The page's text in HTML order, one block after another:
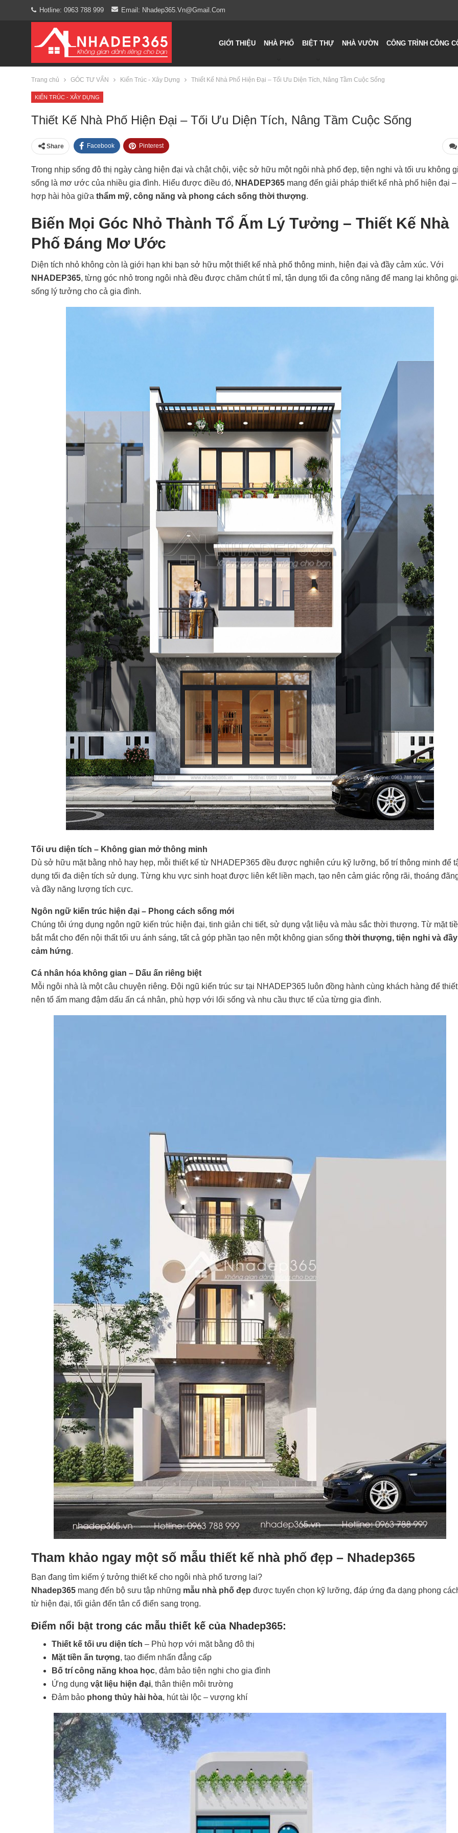
Hotline: 0963 788 999 Email: Nhadep365.vn@gmail.com
GIỚI THIỆU NHÀ PHỐ BIỆT THỰ NHÀ VƯỜN CÔNG TRÌNH CÔNG
Trang chủ GÓC TƯ VẤN Kiến Trúc - Xây Dựng Thiết Kế Nhà Phố Hiện Đại – Tối Ưu Diện Tích, Nâng Tầm Cuộc Sống
KIẾN TRÚC - XÂY DỰNG
Thiết Kế Nhà Phố Hiện Đại – Tối Ưu Diện Tích, Nâng Tầm Cuộc Sống
Share Facebook Pinterest
Trong nhịp sống đô thị ngày càng hiện đại và chật chội, việc sở hữu một ngôi nhà phố đẹp, tiện nghi và tối ưu không
sống là mơ ước của nhiều gia đình. Hiểu được điều đó, NHADEP365mang đến giải pháp thiết kế nhà phố hiện đại –
hợp hài hòa giữa thẩm mỹ, công năng và phong cách sống thời thượng.
Biến Mọi Góc Nhỏ Thành Tổ Ấm Lý Tưởng – Thiết Kế Nhà
Phố Đáng Mơ Ước
Diện tích nhỏ không còn là giới hạn khi bạn sở hữu một thiết kế nhà phố thông minh, hiện đại và đầy cảm xúc. Với
NHADEP365, từng góc nhỏ trong ngôi nhà đều được chăm chút tỉ mỉ, tận dụng tối đa công năng để mang lại không
sống lý tưởng cho cả gia đình.
Tối ưu diện tích – Không gian mở thông minh
Dù sở hữu mặt bằng nhỏ hay hẹp, mỗi thiết kế từ NHADEP365 đều được nghiên cứu kỹ lưỡng, bố trí thông minh để
dụng tối đa diện tích sử dụng. Từng khu vực sinh hoạt được liên kết liền mạch, tạo nên cảm giác rộng rãi, thoáng
và đầy năng lượng tích cực.
Ngôn ngữ kiến trúc hiện đại – Phong cách sống mới
Chúng tôi ứng dụng ngôn ngữ kiến trúc hiện đại, tinh giản chi tiết, sử dụng vật liệu và màu sắc thời thượng. Từ mặt
bắt mắt cho đến nội thất tối ưu ánh sáng, tất cả góp phần tạo nên một không gian sống thời thượng, tiện nghi và đầy
cảm hứng.
Cá nhân hóa không gian – Dấu ấn riêng biệt
Mỗi ngôi nhà là một câu chuyện riêng. Đội ngũ kiến trúc sư tại NHADEP365 luôn đồng hành cùng khách hàng để
nên tổ ấm mang đậm dấu ấn cá nhân, phù hợp với lối sống và nhu cầu thực tế của từng gia đình.
Tham khảo ngay một số mẫu thiết kế nhà phố đẹp – Nhadep365
Bạn đang tìm kiếm ý tưởng thiết kế cho ngôi nhà phố tương lai?
Nhadep365mang đến bộ sưu tập những mẫu nhà phố đẹp được tuyển chọn kỹ lưỡng, đáp ứng đa dạng phong
từ hiện đại, tối giản đến tân cổ điển sang trọng.
Điểm nổi bật trong các mẫu thiết kế của Nhadep365:
Thiết kế tối ưu diện tích – Phù hợp với mặt bằng đô thị
Mặt tiền ấn tượng, tạo điểm nhấn đẳng cấp
Bố trí công năng khoa học, đảm bảo tiện nghi cho gia đình
Ứng dụng vật liệu hiện đại, thân thiện môi trường
Đảm bảo phong thủy hài hòa, hút tài lộc – vượng khí